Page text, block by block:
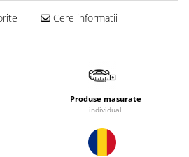
Cere informatii
Produse masurate
individual